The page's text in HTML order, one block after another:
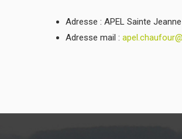
Adresse : APEL Sainte
Adresse mail :